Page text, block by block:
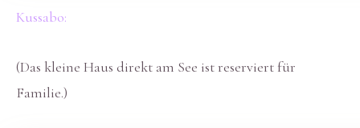
Kussabo:
(Das kleine Haus direkt am See ist reserviert für
Familie.)